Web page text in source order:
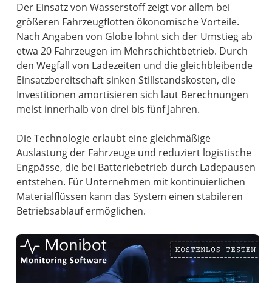
Der Einsatz von Wasserstoff zeigt vor allem bei
größeren Fahrzeugflotten ökonomische Vorteile.
Nach Angaben von Globe lohnt sich der Umstieg ab
etwa 20 Fahrzeugen im Mehrschichtbetrieb. Durch
den Wegfall von Ladezeiten und die gleichbleibende
Einsatzbereitschaft sinken Stillstandskosten, die
Investitionen amortisieren sich laut Berechnungen
meist innerhalb von drei bis fünf Jahren.
Die Technologie erlaubt eine gleichmäßige
Auslastung der Fahrzeuge und reduziert logistische
Engpässe, die bei Batteriebetrieb durch Ladepausen
entstehen. Für Unternehmen mit kontinuierlichen
Materialflüssen kann das System einen stabileren
Betriebsablauf ermöglichen.